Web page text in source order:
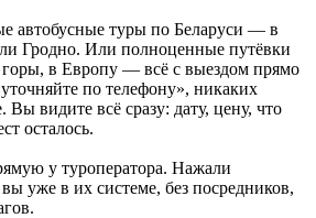
автобусные туры по Беларуси — в
Гродно. Или полноценные путёвки
горы, в Европу — всё с выездом прямо
по телефону», никаких
видите всё сразу: дату, цену, что
осталось.
у туроператора. Нажали
уже в их системе, без посредников,